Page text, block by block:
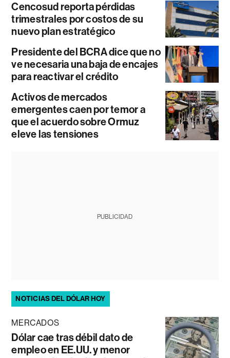
Cencosud reporta pérdidas
trimestrales por costos de su
nuevo plan estratégico
Presidente del BCRA dice que no
ve necesaria una baja de encajes
para reactivar el crédito
Activos de mercados
emergentes caen por temor a
que el acuerdo sobre Ormuz
eleve las tensiones
PUBLICIDAD
NOTICIAS DEL DÓLAR HOY
MERCADOS
Dólar cae tras débil dato de
empleo en EE.UU. y menor